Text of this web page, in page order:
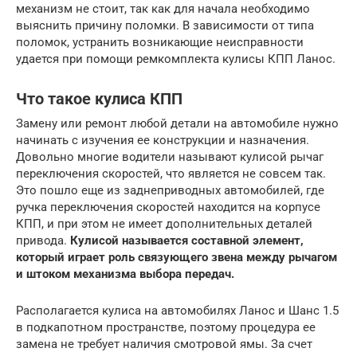
механизм не стоит, так как для начала необходимо
выяснить причину поломки. В зависимости от типа
поломок, устранить возникающие неисправности
удается при помощи ремкомплекта кулисы КПП Ланос.
Что такое кулиса КПП
Замену или ремонт любой детали на автомобиле нужно
начинать с изучения ее конструкции и назначения.
Довольно многие водители называют кулисой рычаг
переключения скоростей, что является не совсем так.
Это пошло еще из заднеприводных автомобилей, где
ручка переключения скоростей находится на корпусе
КПП, и при этом не имеет дополнительных деталей
привода. Кулисой называется составной элемент,
который играет роль связующего звена между рычагом
и штоком механизма выбора передач.
Располагается кулиса на автомобилях Ланос и Шанс 1.5
в подкапотном пространстве, поэтому процедура ее
замена не требует наличия смотровой ямы. За счет